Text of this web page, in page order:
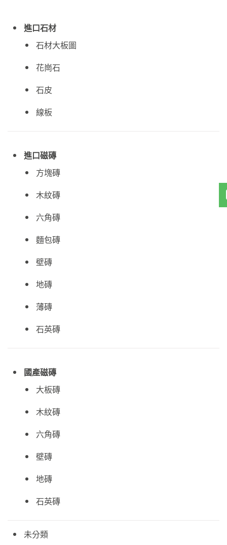
進口石材
石材大板圖
花崗石
石皮
線板
進口磁磚
方塊磚
木紋磚
六角磚
麵包磚
壁磚
地磚
薄磚
石英磚
國產磁磚
大板磚
木紋磚
六角磚
壁磚
地磚
石英磚
未分類